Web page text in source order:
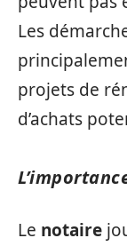
Les
projets de
d’achats
Le notaire